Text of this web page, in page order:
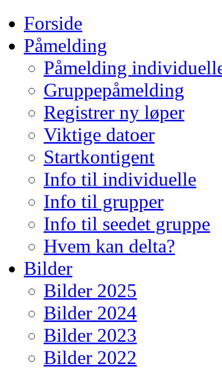
Forside
Påmelding
Påmelding
Gruppepåmelding
Registrer ny løper
Viktige datoer
Startkontigent
Info til individuelle
Info til grupper
Info til seedet gruppe
Hvem kan delta?
Bilder
Bilder 2025
Bilder 2024
Bilder 2023
Bilder 2022